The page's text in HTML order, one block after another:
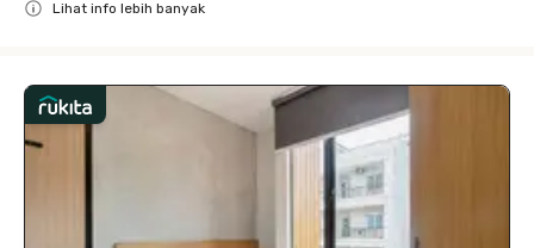
Lihat info lebih banyak